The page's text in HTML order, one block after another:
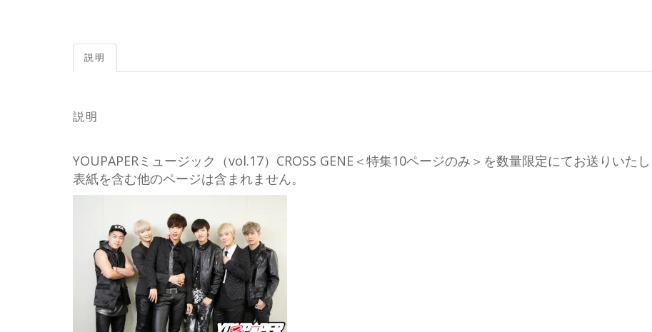
説明
説明
YOUPAPERミュージック（vol.17）CROSS GENE＜特集10ページのみ＞を数量限定にてお送りいたし
表紙を含む他のページは含まれません。